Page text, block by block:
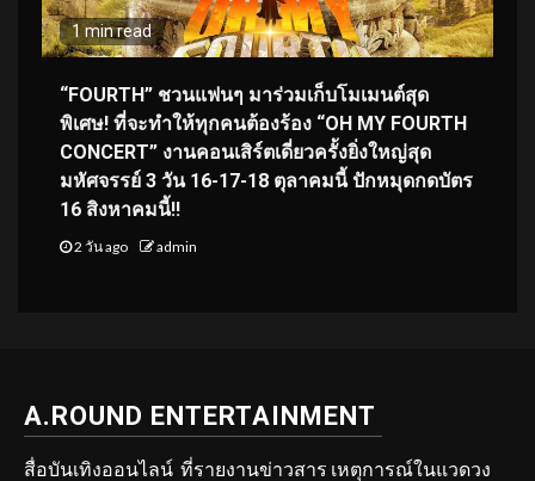
1 min read
“FOURTH” ชวนแฟนๆ มาร่วมเก็บโมเมนต์สุด
พิเศษ! ที่จะทำให้ทุกคนต้องร้อง “OH MY FOURTH
CONCERT” งานคอนเสิร์ตเดี่ยวครั้งยิ่งใหญ่สุด
มหัศจรรย์ 3 วัน 16-17-18 ตุลาคมนี้ ปักหมุดกดบัตร
16 สิงหาคมนี้!!
2 วัน ago admin
A.ROUND ENTERTAINMENT
สื่อบันเทิงออนไลน์ ที่รายงานข่าวสาร เหตุการณ์ในแวดวง